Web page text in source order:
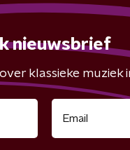
nieuwsbrief
klassieke muziek